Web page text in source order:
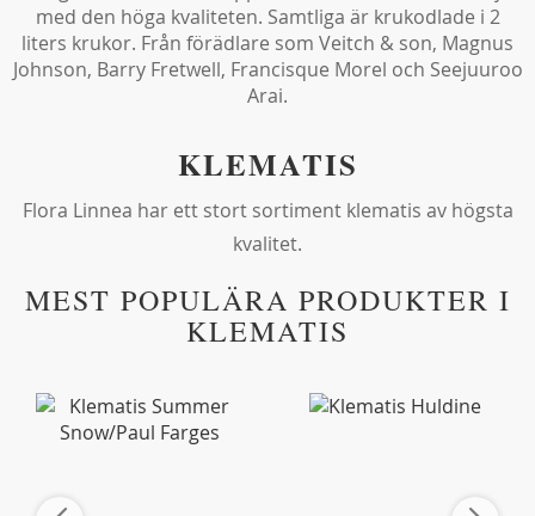
med den höga kvaliteten. Samtliga är krukodlade i 2
liters krukor. Från förädlare som Veitch & son, Magnus
Johnson, Barry Fretwell, Francisque Morel och Seejuuroo
Arai.
KLEMATIS
Flora Linnea har ett stort sortiment klematis av högsta
kvalitet.
MEST POPULÄRA PRODUKTER I
KLEMATIS